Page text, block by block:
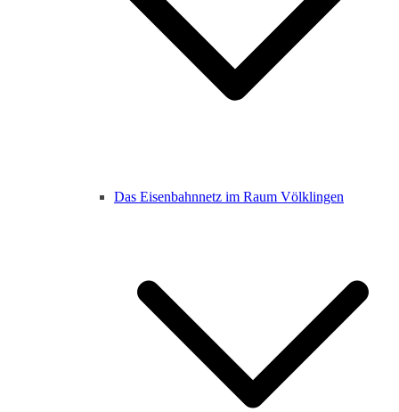
Das Eisenbahnnetz im Raum Völklingen